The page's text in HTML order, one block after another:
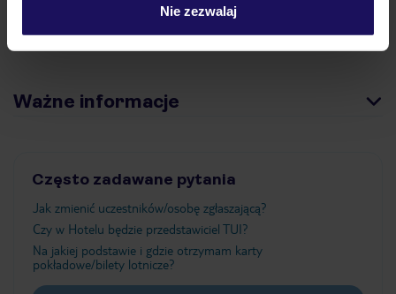
Nie zezwalaj
Atrakcje
Ważne informacje
Często zadawane pytania
Jak zmienić uczestników/osobę zgłaszającą?
Czy w Hotelu będzie przedstawiciel TUI?
Na jakiej podstawie i gdzie otrzymam karty
pokładowe/bilety lotnicze?